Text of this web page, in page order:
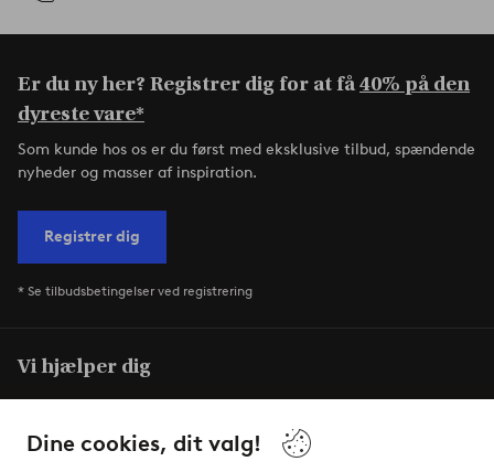
Dine cookies, dit valg!
Er du ny her? Registrer dig for at få40% på den
dyreste vare*
Som kunde hos os er du først med eksklusive tilbud, spændende
nyheder og masser af inspiration.
Registrer dig
* Se tilbudsbetingelser ved registrering
Vi hjælper dig
spørgsmål. Her finder du også information om, hvordan du
nemmest kontakter os.